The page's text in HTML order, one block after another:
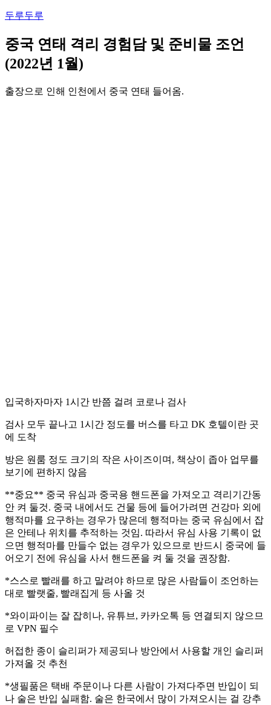
콘
츠
로
바
가
두루두루
중국 연태 격리 경험담 및 준비물 조언
(2022년 1월)
출장으로 인해 인천에서 중국 연태 들어옴.
입국하자마자 1시간 반쯤 걸려 코로나 검사
검사 모두 끝나고 1시간 정도를 버스를 타고 DK 호텔이란 곳
에 도착
방은 원룸 정도 크기의 작은 사이즈이며, 책상이 좁아 업무를
보기에 편하지 않음
**중요** 중국 유심과 중국용 핸드폰을 가져오고 격리기간동
안 켜 둘것. 중국 내에서도 건물 등에 들어가려면 건강마 외에
행적마를 요구하는 경우가 많은데 행적마는 중국 유심에서 잡
은 안테나 위치를 추적하는 것임. 따라서 유심 사용 기록이 없
으면 행적마를 만들수 없는 경우가 있으므로 반드시 중국에 들
어오기 전에 유심을 사서 핸드폰을 켜 둘 것을 권장함.
*스스로 빨래를 하고 말려야 하므로 많은 사람들이 조언하는
대로 빨랫줄, 빨래집게 등 사올 것
*와이파이는 잘 잡히나, 유튜브, 카카오톡 등 연결되지 않으므
로 VPN 필수
허접한 종이 슬리퍼가 제공되나 방안에서 사용할 개인 슬리퍼
가져올 것 추천
*생필품은 택배 주문이나 다른 사람이 가져다주면 반입이 되
나 술은 반입 실패함. 술은 한국에서 많이 가져오시는 걸 강추